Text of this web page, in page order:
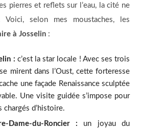
pierres et reflets sur l’eau, la cité ne
Voici, selon mes moustaches, les
à Josselin:
: c’est la star locale ! Avec ses trois
mirent dans l’Oust, cette forteresse
une façade Renaissance sculptée
Une visite guidée s’impose pour
d’histoire.
Dame-du-Roncier : un joyau du